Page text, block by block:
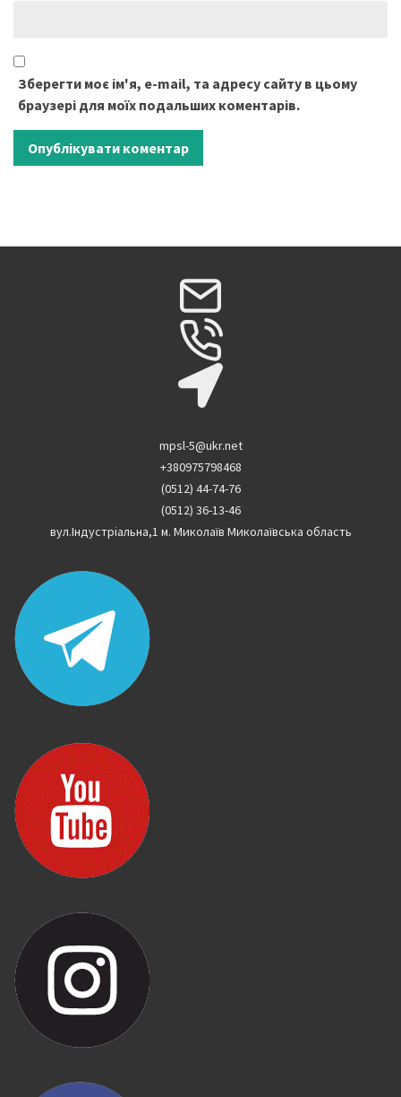
Зберегти моє ім'я, e-mail, та адресу сайту в цьому
браузері для моїх подальших коментарів.
mpsl-5@ukr.net
+380975798468
(0512) 44-74-76
(0512) 36-13-46
вул.Індустріальна,1 м. Миколаїв Миколаївська область